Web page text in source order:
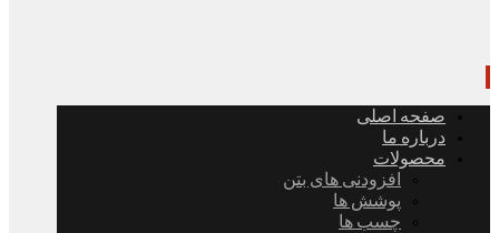
صفحه اصلی
درباره ما
محصولات
افزودنی های بتن
پوشش ها
چسب ها